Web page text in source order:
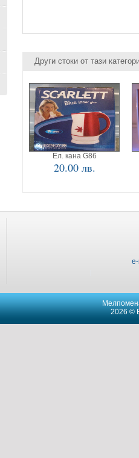
Други стоки от тази
Ел. кана G86
20.00 лв.
2026 ©